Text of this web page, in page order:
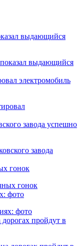
выдающийся
электромобиль
завода успешно
гонок
фото
пройдут в